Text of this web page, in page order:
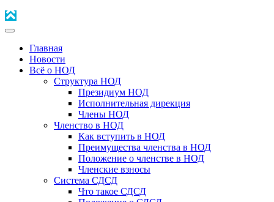
Главная
Новости
Всё о НОД
Структура НОД
Президиум НОД
Исполнительная дирекция
Члены НОД
Членство в НОД
Как вступить в НОД
Преимущества членства в НОД
Положение о членстве в НОД
Членские взносы
Система СДСД
Что такое СДСД